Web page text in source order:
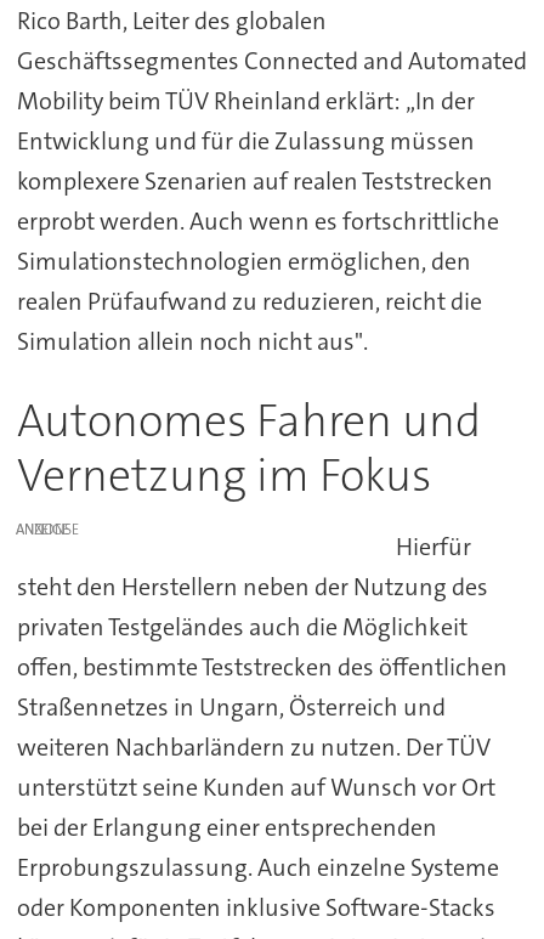
Rico Barth, Leiter des globalen
Geschäftssegmentes Connected and Automated
Mobility beim TÜV Rheinland erklärt: „In der
Entwicklung und für die Zulassung müssen
komplexere Szenarien auf realen Teststrecken
erprobt werden. Auch wenn es fortschrittliche
Simulationstechnologien ermöglichen, den
realen Prüfaufwand zu reduzieren, reicht die
Simulation allein noch nicht aus".
Autonomes Fahren und
Vernetzung im Fokus
ANZEIGE
Hierfür
steht den Herstellern neben der Nutzung des
privaten Testgeländes auch die Möglichkeit
offen, bestimmte Teststrecken des öffentlichen
Straßennetzes in Ungarn, Österreich und
weiteren Nachbarländern zu nutzen. Der TÜV
unterstützt seine Kunden auf Wunsch vor Ort
bei der Erlangung einer entsprechenden
Erprobungszulassung. Auch einzelne Systeme
oder Komponenten inklusive Software-Stacks